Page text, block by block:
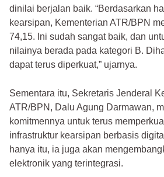
dinilai berjalan baik. “Berdasarkan
kearsipan, Kementerian ATR/BPN
74,15. Ini sudah sangat baik, dan
nilainya berada pada kategori B.
dapat terus diperkuat,” ujarnya.
Sementara itu, Sekretaris Jenderal
ATR/BPN, Dalu Agung Darmawan,
komitmennya untuk terus
infrastruktur kearsipan berbasis
hanya itu, ia juga akan
elektronik yang terintegrasi.